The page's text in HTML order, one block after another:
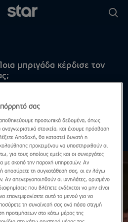
μπριγάδα κέρδισε τον
Δες τα όλα
σας
προσωπικά δεδομένα, όπως
στοιχεία, και έχουμε πρόσβαση
Αποδοχή, θα καταστεί δυνατή η
προκειμένου να υποστηριχθούν οι
για τους οποίους εμείς και οι συνεργάτες
με σκοπό την παροχή υπηρεσιών. Αν
τη συγκατάθεσή σας, οι εν λόγω
Αν απενεργοποιηθούν οι ιχνηλάτες, ορισμένο
που βλέπετε ενδέχεται να μην είναι
επανεμφανίσετε αυτό το μενού για να
τη συναίνεσή σας ανά πάσα στιγμή
προτιμήσεων στο κάτω μέρος της